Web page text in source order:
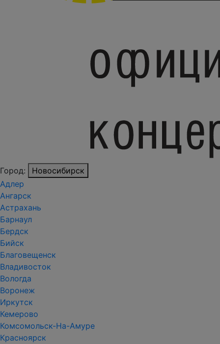
Город:
Новосибирск
Адлер
Ангарск
Астрахань
Барнаул
Бердск
Бийск
Благовещенск
Владивосток
Вологда
Воронеж
Иркутск
Кемерово
Комсомольск-На-Амуре
Красноярск